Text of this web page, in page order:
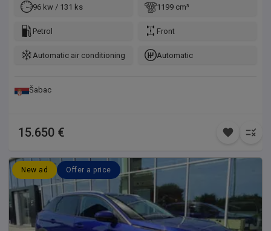
96 kw / 131 ks 1199 cm³
Petrol Front
Automatic air conditioning Automatic
Šabac
15.650 €
New ad Offer a price